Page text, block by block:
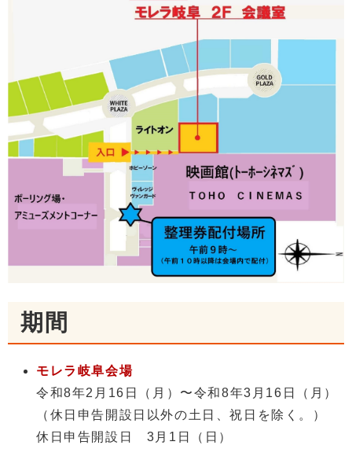
期間
モレラ岐阜会場
令和8年2月16日（月）〜令和8年3月16日（月）
（休日申告開設日以外の土日、祝日を除く。）
休日申告開設日 3月1日（日）